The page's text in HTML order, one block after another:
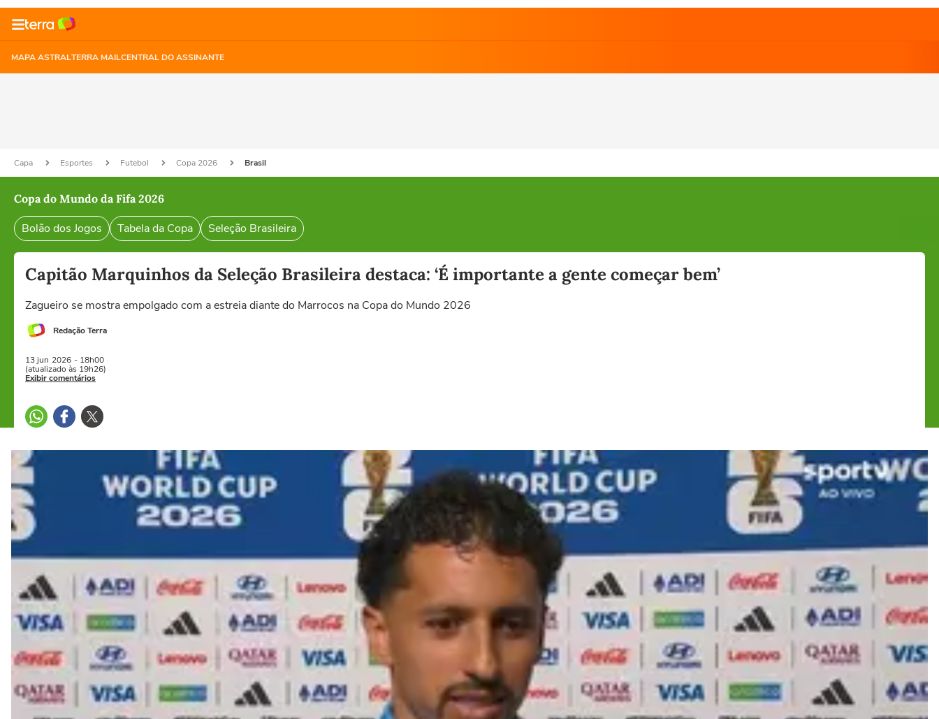
MAPA ASTRALTERRA MAILCENTRAL DO ASSINANTE
Capa Esportes Futebol Copa 2026 Brasil
Copa do Mundo da Fifa 2026
Bolão dos Jogos Tabela da Copa Seleção Brasileira
Capitão Marquinhos da Seleção Brasileira destaca: ‘É importante a gente começar bem’
Zagueiro se mostra empolgado com a estreia diante do Marrocos na Copa do Mundo 2026
Redação Terra
13 jun 2026 - 18h00
(atualizado às 19h26)
Exibir comentários